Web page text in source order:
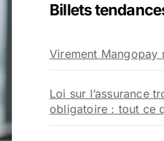
r
e
r
:
Billets
Virement Mangopay
Loi sur l’assurance
obligatoire : tout ce